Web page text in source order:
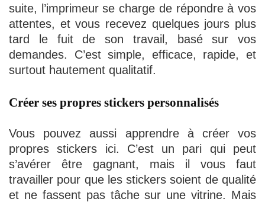
suite, l’imprimeur se charge de répondre à vos
attentes, et vous recevez quelques jours plus
tard le fuit de son travail, basé sur vos
demandes. C’est simple, efficace, rapide, et
surtout hautement qualitatif.
Créer ses propres stickers personnalisés
Vous pouvez aussi apprendre à créer vos
propres stickers ici. C’est un pari qui peut
s’avérer être gagnant, mais il vous faut
travailler pour que les stickers soient de qualité
et ne fassent pas tâche sur une vitrine. Mais